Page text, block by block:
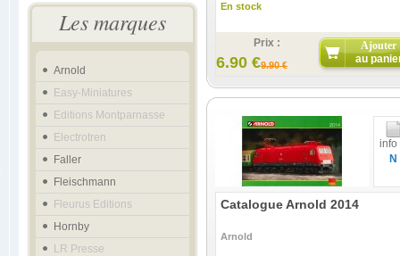
Les marques
Arnold
Easy-Miniatures
Editions Montparnasse
Electrotren
Faller
Fleischmann
Fleurus Editions
Hornby
LR Presse
En stock
Prix :
6.90 €9.90 €
Ajouter
au
info
N
Catalogue Arnold 2014
Arnold